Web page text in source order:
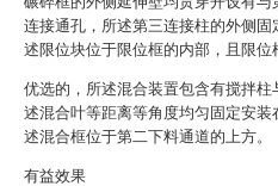
连接通孔，所述第三连接柱的外侧固
述限位块位于限位框的内部，且限位
优选的，所述混合装置包含有搅拌柱
述混合叶等距离等角度均匀固定安装
述混合框位于第二下料通道的上方。
有益效果